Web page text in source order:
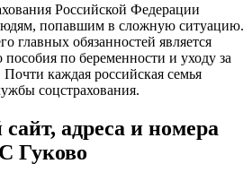
Российской Федерации
попавшим в сложную ситуацию.
главных обязанностей является
по беременности и уходу за
каждая российская семья
соцстрахования.
адреса и номера
Гуково